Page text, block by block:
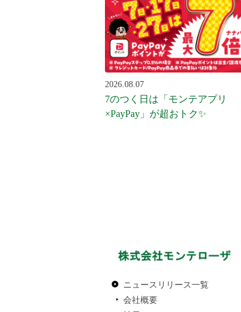
2026.08.07
7のつく日は「モンテアプリ
×PayPay」が超おトク✨
ニュースリリース一覧
会社概要